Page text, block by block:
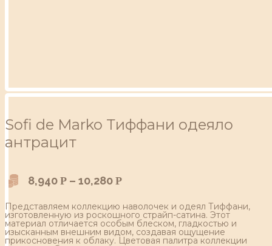
Sofi de Marko Тиффани одеяло
антрацит
8,940 Р – 10,280 Р
Представляем коллекцию наволочек и одеял Тиффани,
изготовленную из роскошного страйп-сатина. Этот
материал отличается особым блеском, гладкостью и
изысканным внешним видом, создавая ощущение
прикосновения к облаку. Цветовая палитра коллекции